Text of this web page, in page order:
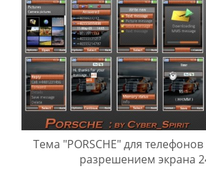
Тема "PORSCHE" для
разрешением экрана